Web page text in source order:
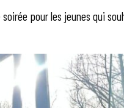
pour les jeunes qui